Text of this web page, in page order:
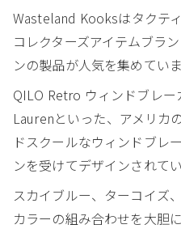
Wasteland Kooksはタクテ
コレクターズアイテムブラ
ンの製品が人気を集めていま
QILO Retro ウィンドブレ
Laurenといった、アメリカ
ドスクールなウィンドブレ
ンを受けてデザインされてい
スカイブルー、ターコイズ
カラーの組み合わせを大胆